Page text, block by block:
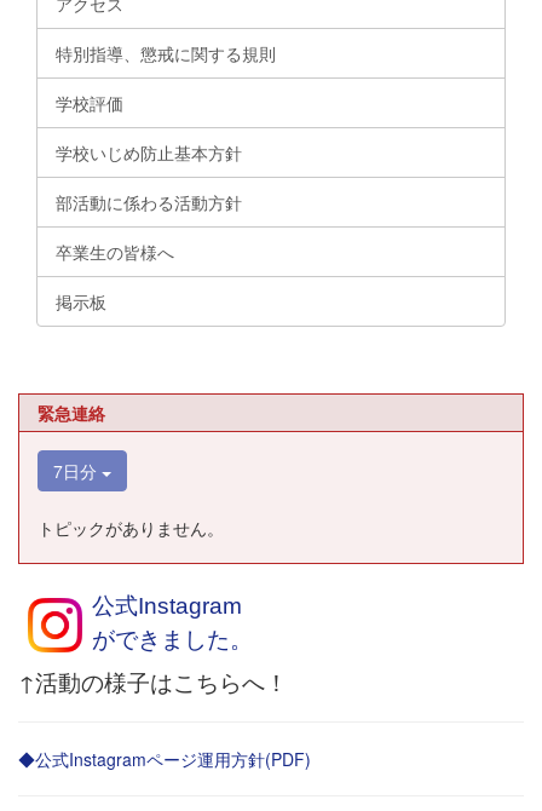
特別指導、懲戒に関する規則
学校評価
学校いじめ防止基本方針
部活動に係わる活動方針
卒業生の皆様へ
掲示板
緊急連絡
7日分
トピックがありません。
公式Instagram
ができました。
↑活動の様子はこちらへ！
◆公式Instagramページ運用方針(PDF)